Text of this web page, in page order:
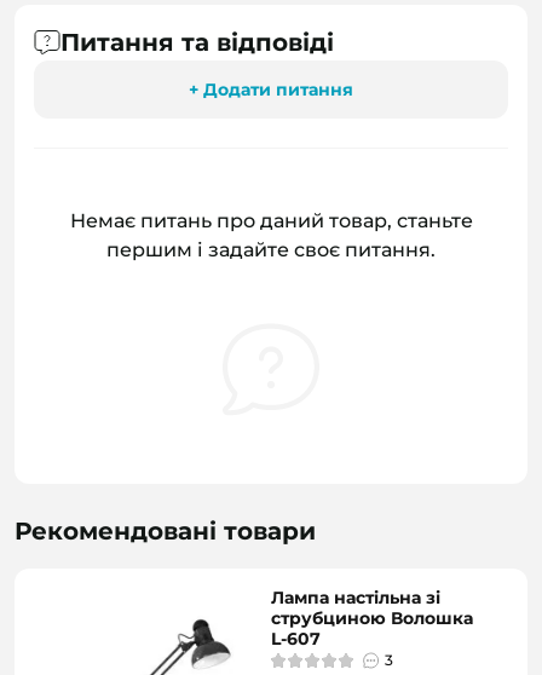
Питання та відповіді
+ Додати питання
Немає питань про даний товар, станьте
першим і задайте своє питання.
Рекомендовані товари
Лампа настільна зі
струбциною Волошка
L-607
3